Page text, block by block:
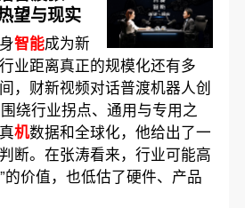
望与现实
智能成为新
业距离真正的规模化还有多
，财新视频对话普渡机器人创
绕行业拐点、通用与专用之
机数据和全球化，他给出了一
断。在张涛看来，行业可能高
的价值，也低估了硬件、产品